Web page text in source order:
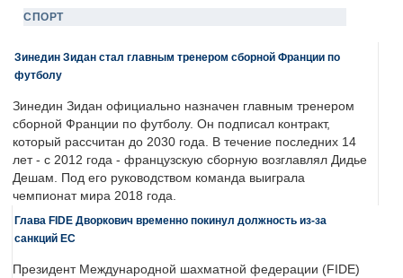
СПОРТ
Зинедин Зидан стал главным тренером сборной Франции по
футболу
Зинедин Зидан официально назначен главным тренером
сборной Франции по футболу. Он подписал контракт,
который рассчитан до 2030 года. В течение последних 14
лет - с 2012 года - французскую сборную возглавлял Дидье
Дешам. Под его руководством команда выиграла
чемпионат мира 2018 года.
Глава FIDE Дворкович временно покинул должность из-за
санкций ЕС
Президент Международной шахматной федерации (FIDE)